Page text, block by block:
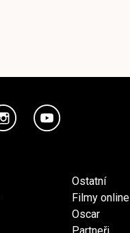
Ostatní
Filmy online
Oscar